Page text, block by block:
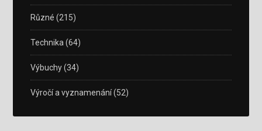
Různé (215)
Technika (64)
Výbuchy(34)
Výročí a vyznamenání(52)